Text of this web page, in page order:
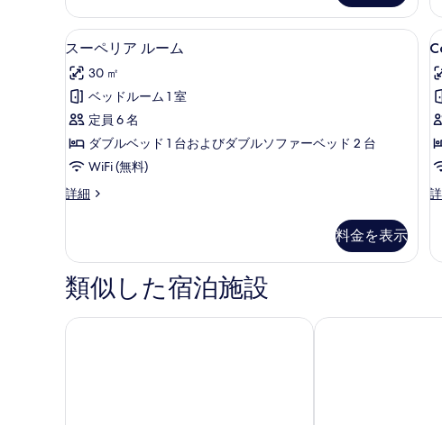
示
す
る
ー
ム
の
細
ス
ー
ペ
リ
ア
ル
ム
す
べ
て
の
スーペリア ルーム | 高級寝具、セレ
4
スーペリア ルーム
30 ㎡
ベッドルーム 1 室
定員 6 名
ダブルベッド 1 台およびダブルソファーベッド 2 台
WiFi (無料)
詳細
ス
ア
ル
ー
ム
の
料金を表示
2
-
の
類似した宿泊施設
STG ホテル ロンドン オックスフォード ストリート
アセンブリーレス